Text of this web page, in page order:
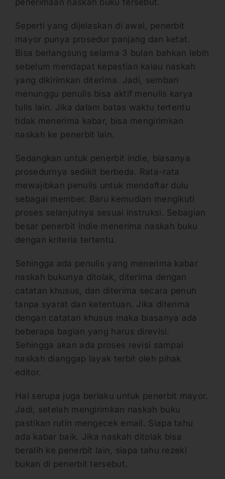
Seperti yang dijelaskan di awal, penerbit
mayor punya prosedur panjang dan ketat.
Bisa berlangsung selama 3 bulan bahkan lebih
sebelum mendapat kepastian kalau naskah
yang dikirimkan diterima. Jadi, sembari
menunggu penulis bisa aktif menulis karya
tulis lain. Jika dalam batas waktu tertentu
tidak menerima kabar, bisa mengirimkan
naskah ke penerbit lain.
Sedangkan untuk penerbit indie, biasanya
prosedurnya sedikit berbeda. Rata-rata
mewajibkan penulis untuk mendaftar dulu
sebagai member. Baru kemudian mengikuti
proses selanjutnya sesuai instruksi. Sebagian
besar penerbit indie menerima naskah buku
dengan kriteria tertentu.
Sehingga ada penulis yang menerima kabar
naskah bukunya ditolak, diterima dengan
catatan khusus, dan diterima secara penuh
tanpa syarat dan ketentuan. Jika diterima
dengan catatan khusus maka biasanya ada
beberapa bagian yang harus direvisi.
Sehingga akan ada proses revisi sampai
naskah dianggap layak terbit oleh pihak
editor.
Hal serupa juga berlaku untuk penerbit mayor.
Jadi, setelah mengirimkan naskah buku
pastikan rutin mengecek email. Siapa tahu
ada kabar baik. Jika naskah ditolak bisa
beralih ke penerbit lain, siapa tahu rezeki
bukan di penerbit tersebut.